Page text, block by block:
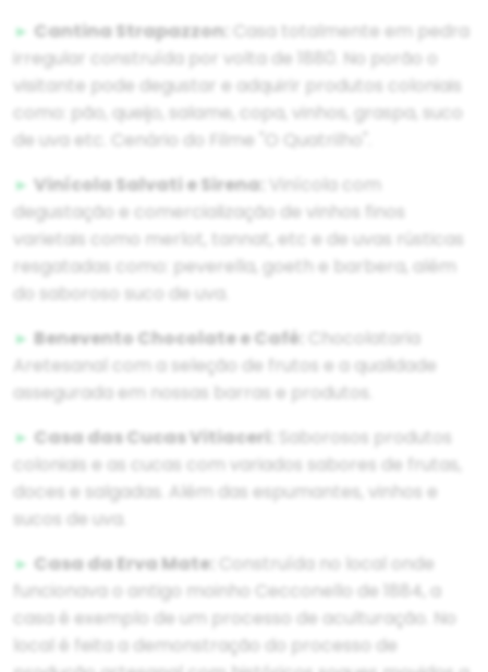
► Cantina Strapazzon:
Casa totalmente em pedra
irregular construída por volta de 1880. No porão o
visitante pode degustar e adquirir produtos coloniais
como: pão, queijo, salame, copa, vinhos, graspa, suco
de uva etc. Cenário do Filme "O Quatrilho".
► Vinícola Salvati e Sirena: Vinícola com
degustação e comercialização de vinhos finos
varietais como merlot, tannat, etc e de uvas rústicas
resgatadas como: peverella, goeth e barbera, além
do saboroso suco de uva.
► Benevento Chocolate e Café:
Chocolataria
Aretesanal com a seleção de frutos e a qualidade
assegurada em nossas barras e produtos.
► Casa das Cucas Vitiaceri:
Saborosos produtos
coloniais e as cucas com variados sabores de frutas,
doces e salgadas. Além das espumantes, vinhos e
sucos de uva.
► Casa da Erva Mate:
Construída no local onde
funcionava o antigo moinho Cecconello de 1884, a
casa é exemplo de um processo de aculturação. No
local é feita a demonstração do processo de